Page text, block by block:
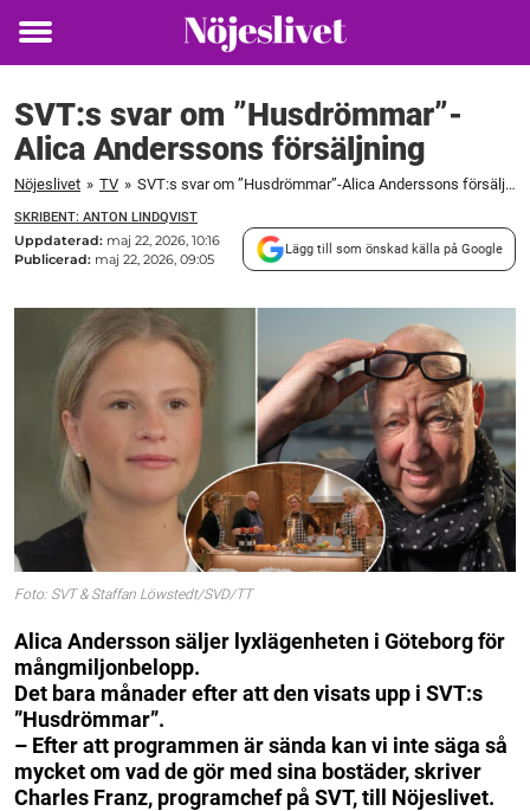
Toggle
SVT:s svar om ”Husdrömmar”-
Alica Anderssons försäljning
Nöjeslivet » TV » SVT:s svar om ”Husdrömmar”-Alica Anderssons försäljning
SKRIBENT: ANTON LINDQVIST
Uppdaterad: maj 22, 2026, 10:16
Publicerad: maj 22, 2026, 09:05
Lägg till som önskad källa på Google
Foto: SVT & Staffan Löwstedt/SVD/TT
Alica Andersson säljer lyxlägenheten i Göteborg för
mångmiljonbelopp.
Det bara månader efter att den visats upp i SVT:s
”Husdrömmar”.
– Efter att programmen är sända kan vi inte säga så
mycket om vad de gör med sina bostäder, skriver
Charles Franz, programchef på SVT, till Nöjeslivet.